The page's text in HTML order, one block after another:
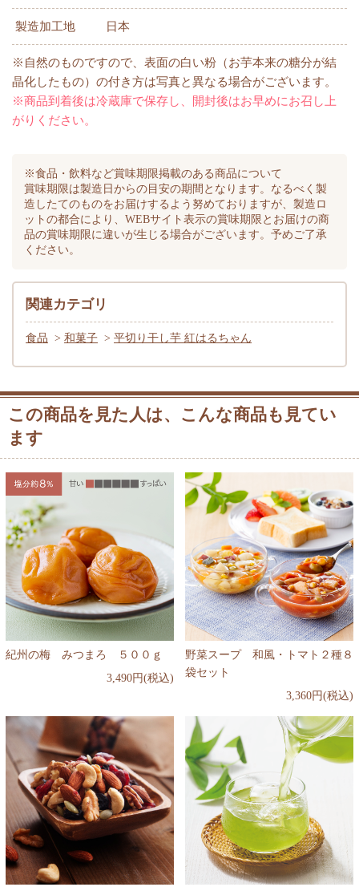
製造加工地 日本
※自然のものですので、表面の白い粉（お芋本来の糖分が結
晶化したもの）の付き方は写真と異なる場合がございます。
※商品到着後は冷蔵庫で保存し、開封後はお早めにお召し上
がりください。
※食品・飲料など賞味期限掲載のある商品について
賞味期限は製造日からの目安の期間となります。なるべく製
造したてのものをお届けするよう努めておりますが、製造ロ
ットの都合により、WEBサイト表示の賞味期限とお届けの商
品の賞味期限に違いが生じる場合がございます。予めご了承
ください。
関連カテゴリ
食品 > 和菓子 > 平切り干し芋 紅はるちゃん
この商品を見た人は、こんな商品も見てい
ます
紀州の梅 みつまろ ５００ｇ
3,490円(税込)
野菜スープ 和風・トマト２種８
袋セット
3,360円(税込)